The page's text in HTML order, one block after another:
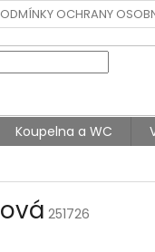
OCHRANY
Koupelna a WC
251726